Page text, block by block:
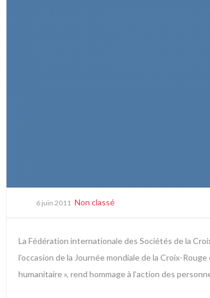
6 juin 2011 Non classé
La Fédération internationale des Sociétés de la
l’occasion de la Journée mondiale de la Croix-
humanitaire », rend hommage à l’action des